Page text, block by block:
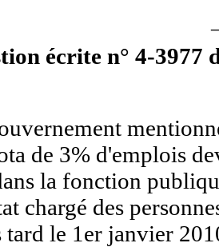
écrite n° 4-3977
de 3% d'emplois
la fonction
chargé des
tard le 1er janvier